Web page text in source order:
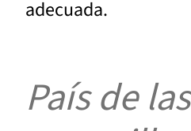
adecuada.
País de las